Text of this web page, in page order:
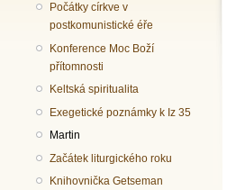
Počátky církve v
postkomunistické éře
Konference Moc Boží
přítomnosti
Keltská spiritualita
Exegetické poznámky k Iz 35
Martin
Začátek liturgického roku
Knihovnička Getseman